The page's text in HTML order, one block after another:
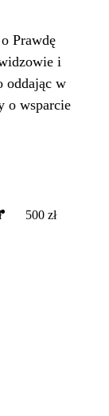
Prawdę
i
oddając w
o wsparcie
500 zł